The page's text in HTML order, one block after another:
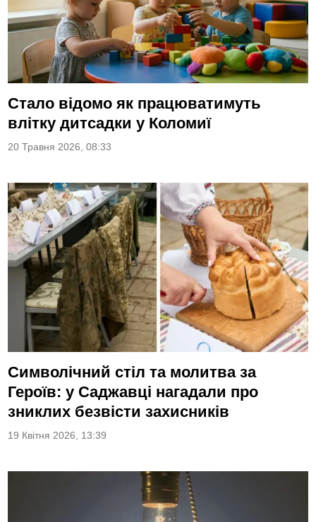
Стало відомо як працюватимуть
влітку дитсадки у Коломиї
20 Травня 2026, 08:33
Символічний стіл та молитва за
Героїв: у Саджавці нагадали про
зниклих безвісти захисників
19 Квітня 2026, 13:39